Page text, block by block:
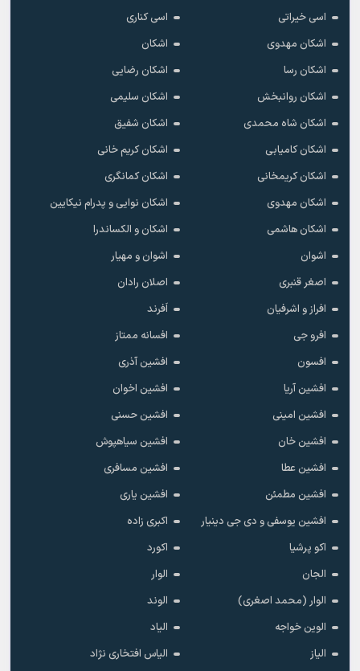
اسی خیراتی
اسی کناری
اشکان مهدوى
اشکان
اشکان رسا
اشکان رضایی
اشکان روانبخش
اشکان سلیمی
اشکان شاه محمدی
اشکان شفیق
اشکان کامیابی
اشکان کریم خانی
اشکان کریمخانی
اشکان کمانگری
اشکان مهدوی
اشکان نوایی و پدرام نیکایین
اشکان هاشمی
اشکان و الکساندرا
اشوان
اشوان و مهیار
اصغر قنبری
اصلان رادان
افراز و اشرفیان
اَفرند
افرو جی
افسانه ممتاز
افسون
افشین آذری
افشین آریا
افشین اخوان
افشین امینی
افشین حسنی
افشین خان
افشین سیاهپوش
افشین عطا
افشین مسافری
افشین مطمئن
افشین یاری
افشین یوسفی و دی جی دینیار
اکبری زاده
اکو پرشیا
اکورد
الجان
الوار
الوار (محمد اصغری)
الوند
الوین خواجه
الیاد
الیاز
الیاس افتخاری نژاد